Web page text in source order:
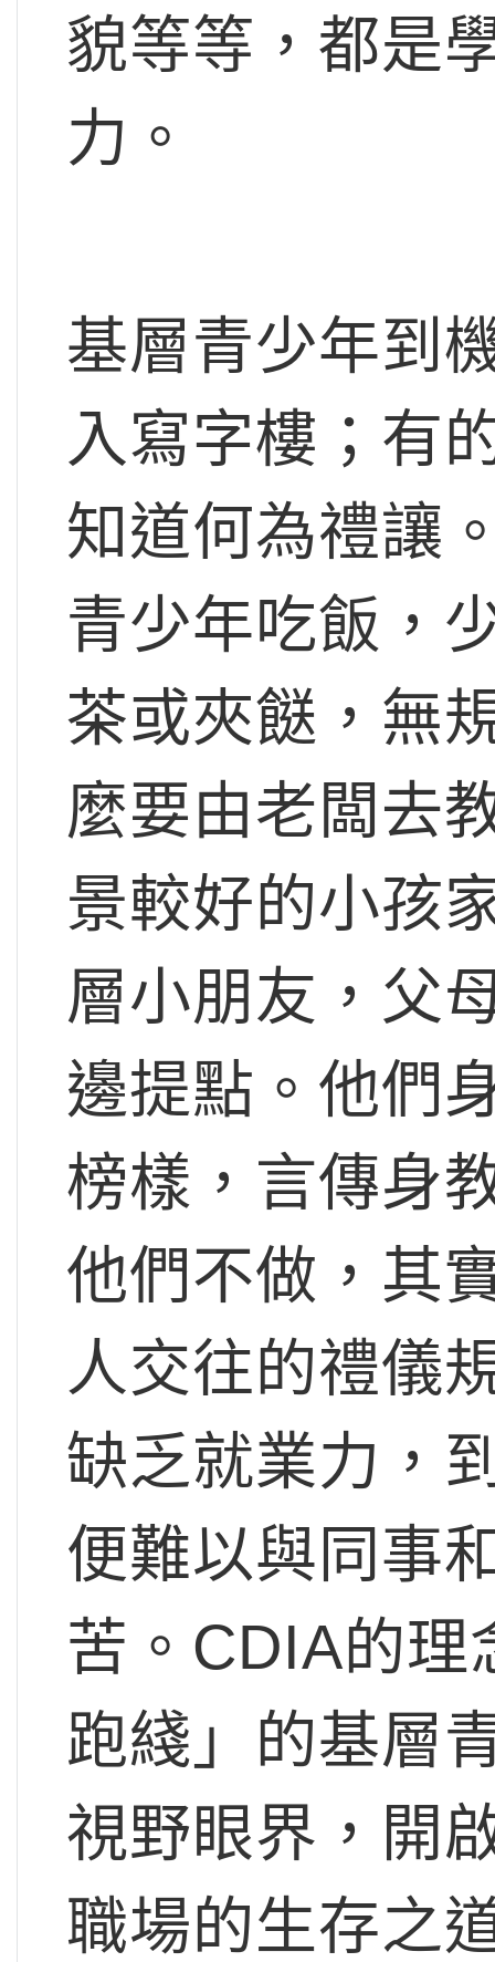
貌等等，都是
力。
基層青少年到
入寫字樓；有
知道何為禮讓
青少年吃飯，
茶或夾餸，無
麼要由老闆去
景較好的小孩
層小朋友，父
邊提點。他們
榜樣，言傳身
他們不做，其
人交往的禮儀
缺乏就業力，
便難以與同事
苦。CDIA的理
跑綫」的基層
視野眼界，開
職場的生存之